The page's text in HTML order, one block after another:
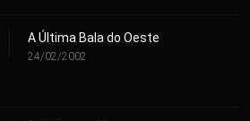
A Última Bala do Oeste
24/02/2002